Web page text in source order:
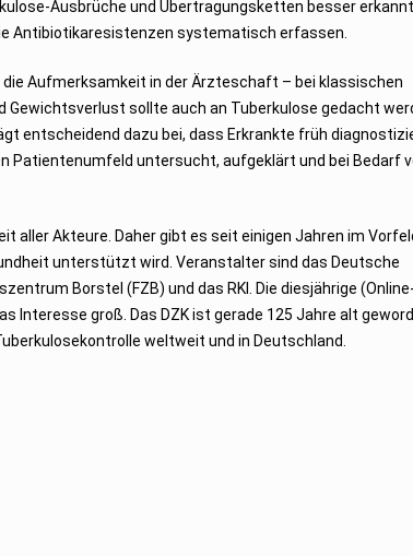
Ausbrüche und Übertragungsketten besser
Antibiotikaresistenzen systematisch erfassen.
Aufmerksamkeit in der Ärzteschaft – bei klassischen
sollte auch an Tuberkulose gedacht
entscheidend dazu bei, dass Erkrankte früh
untersucht, aufgeklärt und bei Bedarf
aller Akteure. Daher gibt es seit einigen Jahren im
unterstützt wird. Veranstalter sind das Deutsche
Borstel (FZB) und das RKI. Die diesjährige
Interesse groß. Das DZK ist gerade 125 Jahre alt
weltweit und in Deutschland.